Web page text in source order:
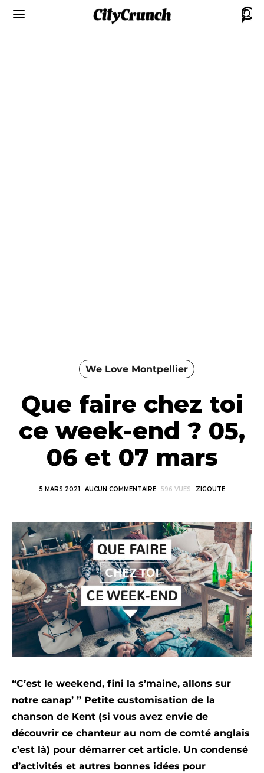
We Love Montpellier
Que faire chez toi
ce week-end ? 05,
06 et 07 mars
5 MARS 2021 AUCUN COMMENTAIRE 596 VUES ZIGOUTE
“C’est le weekend, fini la s’maine, allons sur
notre canap’ ” Petite customisation de la
chanson de Kent (si vous avez envie de
découvrir ce chanteur au nom de comté anglais
c’est là) pour démarrer cet article. Un condensé
d’activités et autres bonnes idées pour